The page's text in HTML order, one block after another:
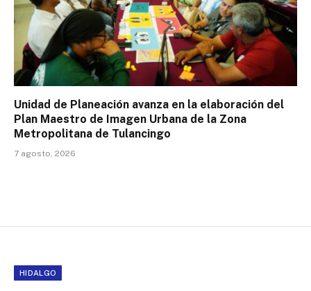
Unidad de Planeación avanza en la elaboración del
Plan Maestro de Imagen Urbana de la Zona
Metropolitana de Tulancingo
7 agosto, 2026
HIDALGO